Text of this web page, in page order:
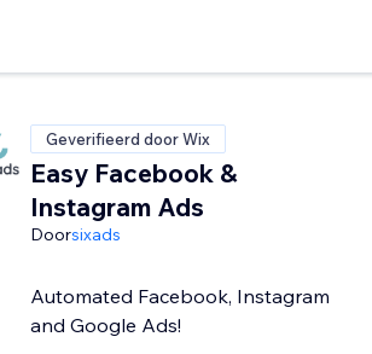
Geverifieerd door Wix
Easy Facebook &
Instagram Ads
Doorsixads
Automated Facebook, Instagram
and Google Ads!